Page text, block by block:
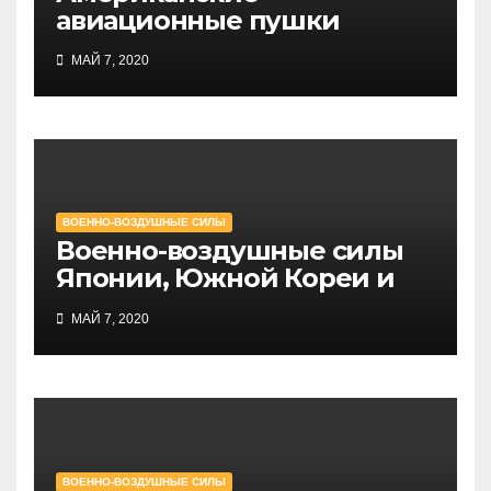
авиационные пушки
МАЙ 7, 2020
ВОЕННО-ВОЗДУШНЫЕ СИЛЫ
Военно-воздушные силы
Японии, Южной Кореи и
Тайваня
МАЙ 7, 2020
ВОЕННО-ВОЗДУШНЫЕ СИЛЫ